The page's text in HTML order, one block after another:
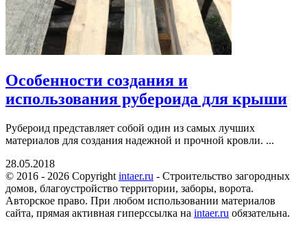
Особенности создания и
использования рубероида для крыши
Рубероид представляет собой один из самых лучших
материалов для создания надежной и прочной кровли. ...
28.05.2018
© 2016 - 2026 Copyright intaer.ru - Cтроительство загородных
домов, благоустройство территории, заборы, ворота.
Авторское право. При любом использовании материалов
сайта, прямая активная гиперссылка на intaer.ru обязательна.